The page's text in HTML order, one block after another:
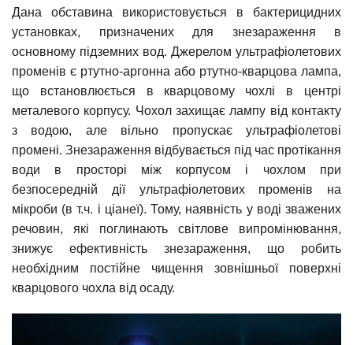
Дана обставина використовується в бактерицидних
установках, призначених для знезараження в
основному підземних вод. Джерелом ультрафіолетових
променів є ртутно-аргонна або ртутно-кварцова лампа,
що встановлюється в кварцовому чохлі в центрі
металевого корпусу. Чохол захищає лампу від контакту
з водою, але вільно пропускає ультрафіолетові
промені. Знезараження відбувається під час протікання
води в просторі між корпусом і чохлом при
безпосередній дії ультрафіолетових променів на
мікроби (в т.ч. і ціанеї). Тому, наявність у воді зважених
речовин, які поглинають світлове випромінювання,
знижує ефективність знезараження, що робить
необхідним постійне чищення зовнішньої поверхні
кварцового чохла від осаду.